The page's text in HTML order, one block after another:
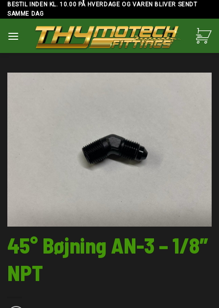
Skip
to
BESTIL INDEN KL. 10.00 PÅ HVERDAGE OG VAREN BLIVER SENDT
SAMME DAG
45° Bøjning AN-3 – 1/8″
NPT